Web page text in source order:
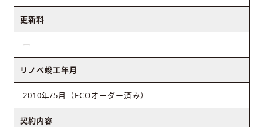
更新料
ー
リノベ竣工年月
2010年/5月（ECOオーダー済み）
契約内容